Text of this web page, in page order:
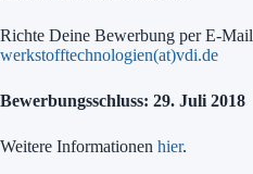
Richte Deine Bewerbung per E-
werkstofftechnologien(at)vdi.de
Bewerbungsschluss: 29. Juli 2018
Weitere Informationen hier.